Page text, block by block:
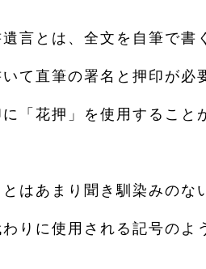
言とは、全文を自筆で書
て直筆の署名と押印が必
「花押」を使用すること
とはあまり聞き馴染みのな
りに使用される記号のよ